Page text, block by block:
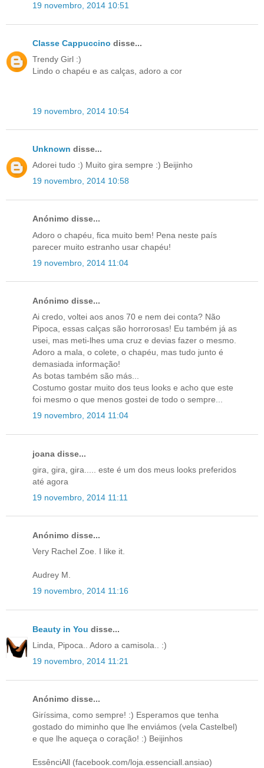
19 novembro, 2014 10:51
Classe Cappuccino disse...
Trendy Girl :)
Lindo o chapéu e as calças, adoro a cor
19 novembro, 2014 10:54
Unknown disse...
Adorei tudo :) Muito gira sempre :) Beijinho
19 novembro, 2014 10:58
Anónimo disse...
Adoro o chapéu, fica muito bem! Pena neste país
parecer muito estranho usar chapéu!
19 novembro, 2014 11:04
Anónimo disse...
Ai credo, voltei aos anos 70 e nem dei conta? Não
Pipoca, essas calças são horrorosas! Eu também já as
usei, mas meti-lhes uma cruz e devias fazer o mesmo.
Adoro a mala, o colete, o chapéu, mas tudo junto é
demasiada informação!
As botas também são más...
Costumo gostar muito dos teus looks e acho que este
foi mesmo o que menos gostei de todo o sempre...
19 novembro, 2014 11:04
joana disse...
gira, gira, gira..... este é um dos meus looks preferidos
até agora
19 novembro, 2014 11:11
Anónimo disse...
Very Rachel Zoe. I like it.
Audrey M.
19 novembro, 2014 11:16
Beauty in You disse...
Linda, Pipoca.. Adoro a camisola.. :)
19 novembro, 2014 11:21
Anónimo disse...
Giríssima, como sempre! :) Esperamos que tenha
gostado do miminho que lhe enviámos (vela Castelbel)
e que lhe aqueça o coração! :) Beijinhos
EssênciAll (facebook.com/loja.essenciall.ansiao)